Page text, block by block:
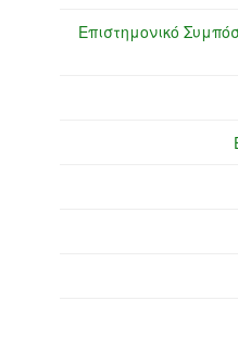
Επιστημονικό